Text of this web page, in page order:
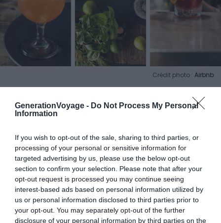
GenerationVoyage - Do Not Process My Personal
Information
If you wish to opt-out of the sale, sharing to third parties, or
processing of your personal or sensitive information for
targeted advertising by us, please use the below opt-out
section to confirm your selection. Please note that after your
opt-out request is processed you may continue seeing
interest-based ads based on personal information utilized by
us or personal information disclosed to third parties prior to
your opt-out. You may separately opt-out of the further
disclosure of your personal information by third parties on the
Crédit photo : Airbnb
📍 Localisation :Garegnano, au nord-ouest de
la ville, proche du stade San Siro
💙 On aime :toutes les anecdotes autour de
l’histoire des cocktails
On a assez parlé de manger, maintenant vous avez soif
? Tant mieux, vous allez découvrir ici une expérience
incroyable grâce à Armando, surnommé « Army ». Ce
Milanais de 39 ans est passionné par laculture des